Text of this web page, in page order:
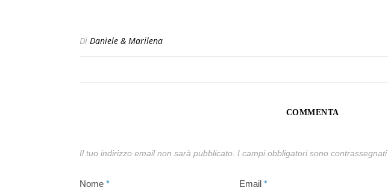
Di Daniele & Marilena
COMMENTA
Il tuo indirizzo email non sarà pubblicato. I campi obbligatori sono contrassegnati
Nome * Email *